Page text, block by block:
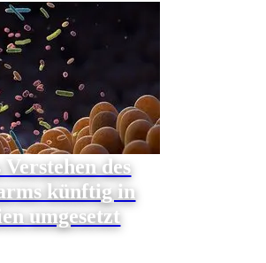
des
künftig in
umgesetzt